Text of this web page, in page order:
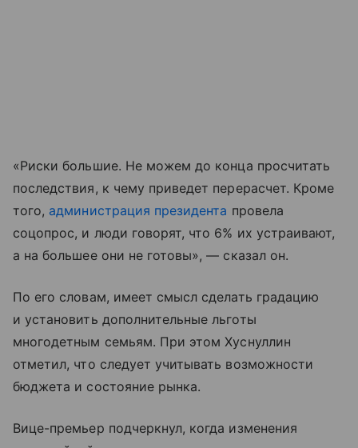
«Риски большие. Не можем до конца просчитать
последствия, к чему приведет перерасчет. Кроме
того, администрация президента провела
соцопрос, и люди говорят, что 6% их устраивают,
а на большее они не готовы», — сказал он.
По его словам, имеет смысл сделать градацию
и установить дополнительные льготы
многодетным семьям. При этом Хуснуллин
отметил, что следует учитывать возможности
бюджета и состояние рынка.
Вице-премьер подчеркнул, когда изменения